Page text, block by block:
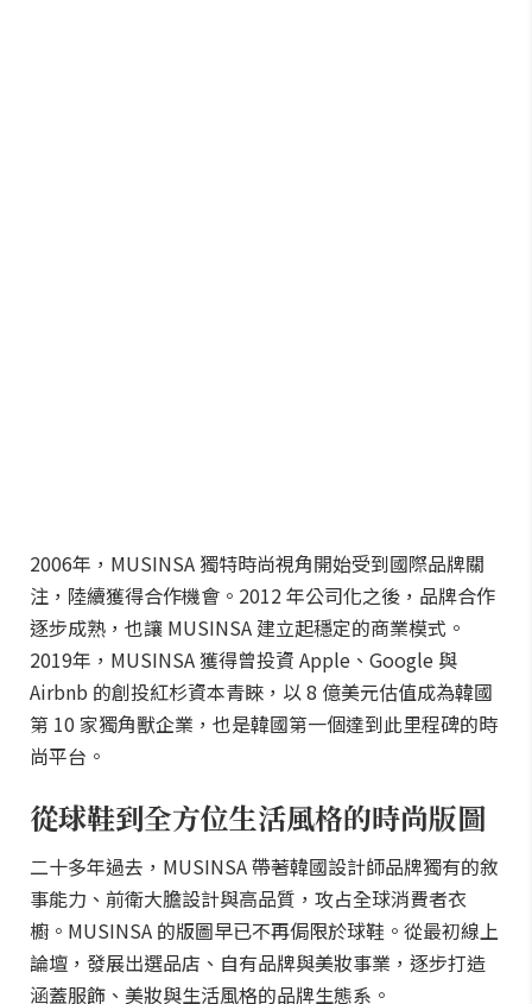
2006年，MUSINSA 獨特時尚視角開始受到國際品牌關
注，陸續獲得合作機會。2012 年公司化之後，品牌合作
逐步成熟，也讓 MUSINSA 建立起穩定的商業模式。
2019年，MUSINSA 獲得曾投資 Apple、Google 與
Airbnb 的創投紅杉資本青睞，以 8 億美元估值成為韓國
第 10 家獨角獸企業，也是韓國第一個達到此里程碑的時
尚平台。
從球鞋到全方位生活風格的時尚版圖
二十多年過去，MUSINSA 帶著韓國設計師品牌獨有的敘
事能力、前衛大膽設計與高品質，攻占全球消費者衣
櫥。MUSINSA 的版圖早已不再侷限於球鞋。從最初線上
論壇，發展出選品店、自有品牌與美妝事業，逐步打造
涵蓋服飾、美妝與生活風格的品牌生態系。